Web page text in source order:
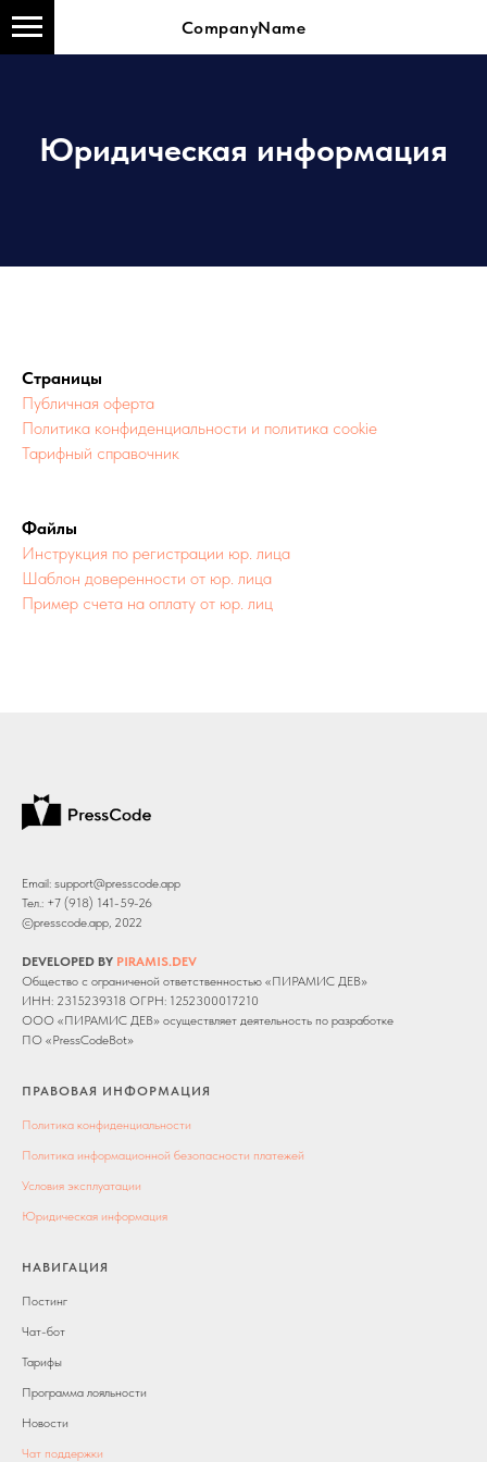
CompanyName
Юридическая информация
Страницы
Публичная оферта
Политика конфиденциальности и политика cookie
Тарифный справочник
Файлы
Инструкция по регистрации юр. лица
Шаблон доверенности от юр. лица
Пример счета на оплату от юр. лиц
Email: support@presscode.app
Тел.: +7 (918) 141-59-26
©presscode.app, 2022
DEVELOPED BY PIRAMIS.DEV
Общество с ограниченой ответственностью «ПИРАМИС ДЕВ»
ИНН: 2315239318 ОГРН: 1252300017210
ООО «ПИРАМИС ДЕВ» осуществляет деятельность по разработке
ПО «PressCodeBot»
ПРАВОВАЯ ИНФОРМАЦИЯ
Политика конфиденциальности
Политика информационной безопасности платежей
Условия эксплуатации
Юридическая информация
НАВИГАЦИЯ
Постинг
Чат-бот
Тарифы
Программа лояльности
Новости
Чат поддержки